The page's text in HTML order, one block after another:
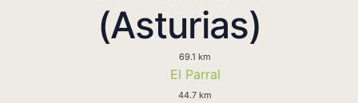
(Asturias)
69.1 km
El Parral
44.7 km